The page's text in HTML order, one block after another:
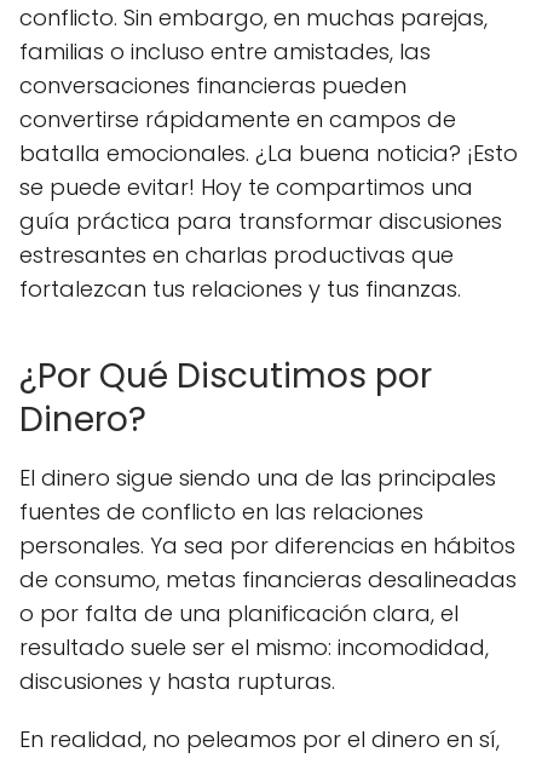
conflicto. Sin embargo, en muchas parejas,
familias o incluso entre amistades, las
conversaciones financieras pueden
convertirse rápidamente en campos de
batalla emocionales. ¿La buena noticia? ¡Esto
se puede evitar! Hoy te compartimos una
guía práctica para transformar discusiones
estresantes en charlas productivas que
fortalezcan tus relaciones y tus finanzas.
¿Por Qué Discutimos por
Dinero?
El dinero sigue siendo una de las principales
fuentes de conflicto en las relaciones
personales. Ya sea por diferencias en hábitos
de consumo, metas financieras desalineadas
o por falta de una planificación clara, el
resultado suele ser el mismo: incomodidad,
discusiones y hasta rupturas.
En realidad, no peleamos por el dinero en sí,